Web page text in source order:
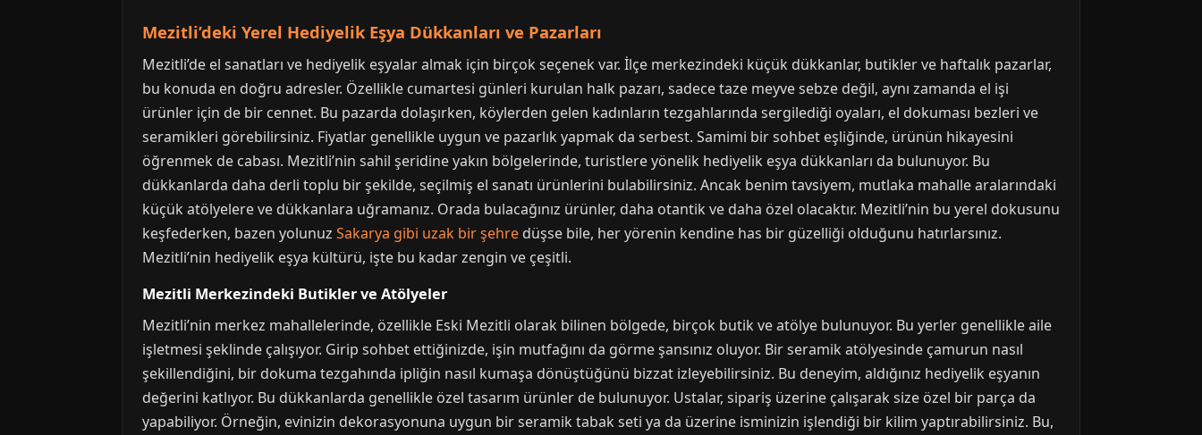
Mezitli’deki Yerel Hediyelik Eşya Dükkanları ve Pazarları
Mezitli’de el sanatları ve hediyelik eşyalar almak için birçok seçenek var. İlçe merkezindeki küçük dükkanlar, butikler ve haftalık pazarlar,
bu konuda en doğru adresler. Özellikle cumartesi günleri kurulan halk pazarı, sadece taze meyve sebze değil, aynı zamanda el işi
ürünler için de bir cennet. Bu pazarda dolaşırken, köylerden gelen kadınların tezgahlarında sergilediği oyaları, el dokuması bezleri ve
seramikleri görebilirsiniz. Fiyatlar genellikle uygun ve pazarlık yapmak da serbest. Samimi bir sohbet eşliğinde, ürünün hikayesini
öğrenmek de cabası. Mezitli’nin sahil şeridine yakın bölgelerinde, turistlere yönelik hediyelik eşya dükkanları da bulunuyor. Bu
dükkanlarda daha derli toplu bir şekilde, seçilmiş el sanatı ürünlerini bulabilirsiniz. Ancak benim tavsiyem, mutlaka mahalle aralarındaki
küçük atölyelere ve dükkanlara uğramanız. Orada bulacağınız ürünler, daha otantik ve daha özel olacaktır. Mezitli’nin bu yerel dokusunu
keşfederken, bazen yolunuz Sakarya gibi uzak bir şehre düşse bile, her yörenin kendine has bir güzelliği olduğunu hatırlarsınız.
Mezitli’nin hediyelik eşya kültürü, işte bu kadar zengin ve çeşitli.
Mezitli Merkezindeki Butikler ve Atölyeler
Mezitli’nin merkez mahallelerinde, özellikle Eski Mezitli olarak bilinen bölgede, birçok butik ve atölye bulunuyor. Bu yerler genellikle aile
işletmesi şeklinde çalışıyor. Girip sohbet ettiğinizde, işin mutfağını da görme şansınız oluyor. Bir seramik atölyesinde çamurun nasıl
şekillendiğini, bir dokuma tezgahında ipliğin nasıl kumaşa dönüştüğünü bizzat izleyebilirsiniz. Bu deneyim, aldığınız hediyelik eşyanın
değerini katlıyor. Bu dükkanlarda genellikle özel tasarım ürünler de bulunuyor. Ustalar, sipariş üzerine çalışarak size özel bir parça da
yapabiliyor. Örneğin, evinizin dekorasyonuna uygun bir seramik tabak seti ya da üzerine isminizin işlendiği bir kilim yaptırabilirsiniz. Bu,